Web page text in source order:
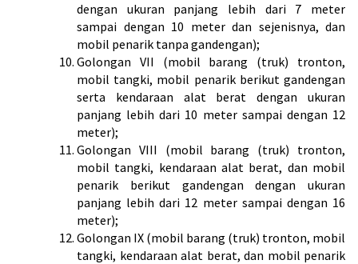
dengan ukuran panjang lebih dari 7 meter
sampai dengan 10 meter dan sejenisnya, dan
mobil penarik tanpa gandengan);
Golongan VII (mobil barang (truk) tronton,
mobil tangki, mobil penarik berikut gandengan
serta kendaraan alat berat dengan ukuran
panjang lebih dari 10 meter sampai dengan 12
meter);
Golongan VIII (mobil barang (truk) tronton,
mobil tangki, kendaraan alat berat, dan mobil
penarik berikut gandengan dengan ukuran
panjang lebih dari 12 meter sampai dengan 16
meter);
Golongan IX (mobil barang (truk) tronton, mobil
tangki, kendaraan alat berat, dan mobil penarik